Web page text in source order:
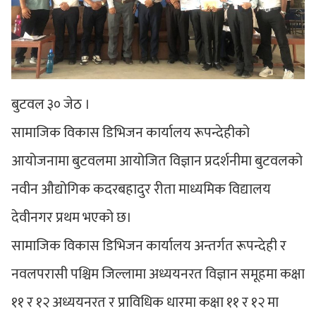
बुटवल ३० जेठ ।
सामाजिक विकास डिभिजन कार्यालय रूपन्देहीको
आयोजनामा बुटवलमा आयोजित विज्ञान प्रदर्शनीमा बुटवलको
नवीन औद्योगिक कदरबहादुर रीता माध्यमिक विद्यालय
देवीनगर प्रथम भएको छ।
सामाजिक विकास डिभिजन कार्यालय अन्तर्गत रूपन्देही र
नवलपरासी पश्चिम जिल्लामा अध्ययनरत विज्ञान समूहमा कक्षा
११ र १२ अध्ययनरत र प्राविधिक धारमा कक्षा ११ र १२ मा